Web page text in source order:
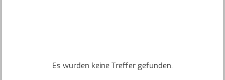
Es wurden keine Treffer gefunden.